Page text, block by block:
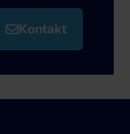
Kontakt